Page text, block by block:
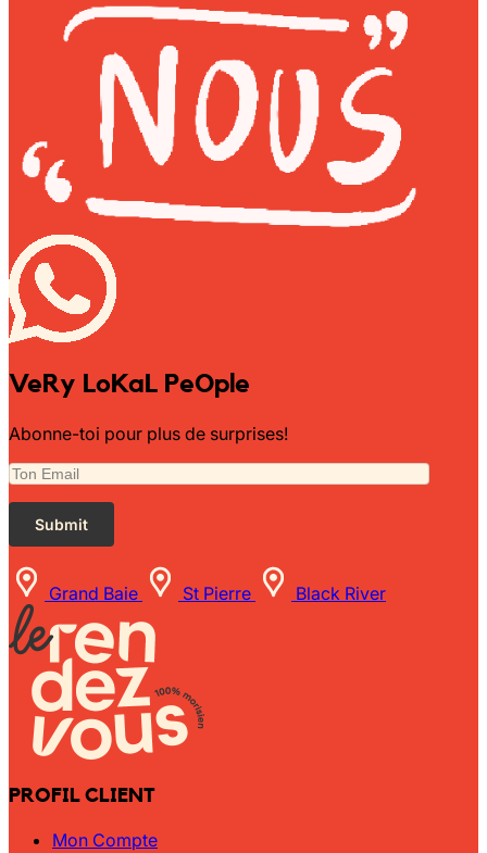
VeRy LoKaL PeOple
Abonne-toi pour plus de surprises!
Grand Baie St Pierre Black River
PROFIL CLIENT
Mon Compte